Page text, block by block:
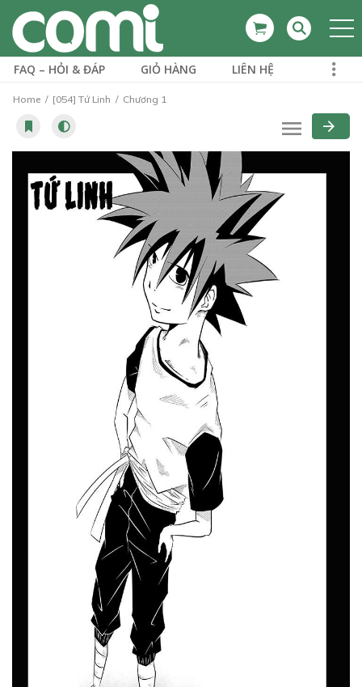
FAQ – HỎI & ĐÁP GIỎ HÀNG LIÊN HỆ
Home [054] Tứ Linh Chương 1